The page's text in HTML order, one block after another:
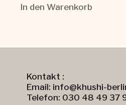
In den Warenkorb
Kontakt :
Email: info@khushi-
Telefon: 030 48 49 37